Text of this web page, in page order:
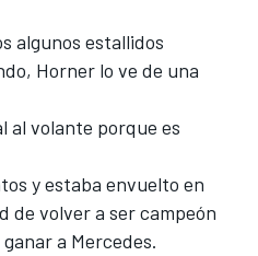
algunos estallidos
, Horner lo ve de una
al volante porque es
yestaba envuelto en
de volver a ser campeón
a Mercedes.